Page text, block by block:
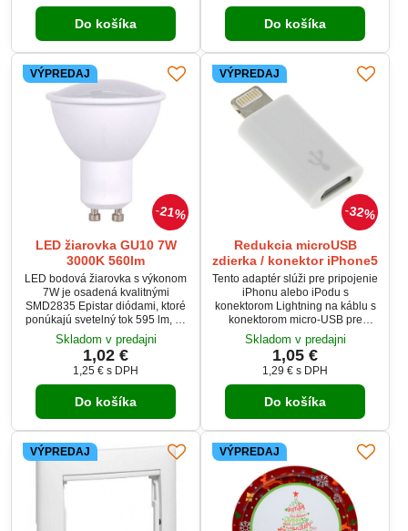
Do košíka Do košíka
21%
VÝPREDAJ
LED žiarovka GU10 7W
3000K 560lm
LED bodová žiarovka s výkonom
7W je osadená kvalitnými
SMD2835 Epistar diódami, ktoré
ponúkajú svetelný tok 595 lm, čo
zodpovedá približne 48W
halogénu. Vyžaruje teplé biele
svetlo s teplotou 3000K a má
široký uhol svietenia 120°,
ideálny pre rovnomerné
osvetlenie miestností.
Skladom v predajni
1,02 €
1,25 € s DPH
Do košíka
32%
VÝPREDAJ
Redukcia microUSB
zdierka / konektor iPhone5
Tento adaptér slúži pre pripojenie
iPhonu alebo iPodu s
konektorom Lightning na káblu s
konektorom micro-USB pre
synchronizáciu nabíjanie, alebo
ku kompatibilnej nabíjačke s
konektorom mikro USB.
Skladom v predajni
1,05 €
1,29 € s DPH
Do košíka
VÝPREDAJ VÝPREDAJ